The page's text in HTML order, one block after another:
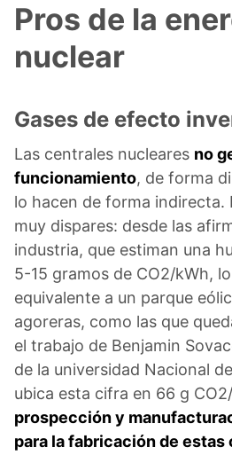
Pros de la
nuclear
Gases de efecto
Las centrales nucleares no
funcionamiento, de forma
lo hacen de forma indirecta.
muy dispares: desde las
industria, que estiman una
5-15 gramos de CO2/kWh,
equivalente a un parque
agoreras, como las que
el trabajo de Benjamin
de la universidad Nacional
ubica esta cifra en 66 g
prospección y
para la fabricación de estas